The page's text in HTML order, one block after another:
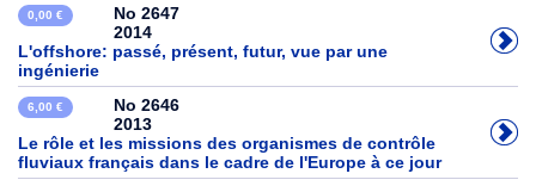
0,00 €
No 2647
2014
L'offshore: passé, présent, futur, vue par une
ingénierie
6,00 €
No 2646
2013
Le rôle et les missions des organismes de contrôle
fluviaux français dans le cadre de l'Europe à ce jour